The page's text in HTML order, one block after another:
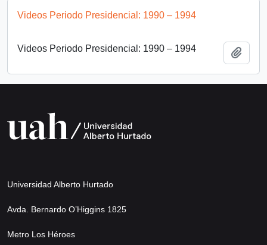
Videos Periodo Presidencial: 1990 – 1994
Videos Periodo Presidencial: 1990 – 1994
Universidad Alberto Hurtado
Avda. Bernardo O’Higgins 1825
Metro Los Héroes